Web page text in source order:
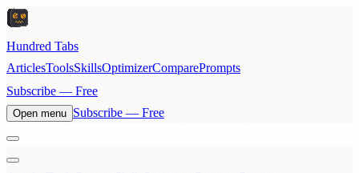
Hundred Tabs
ArticlesToolsSkillsOptimizerComparePrompts
Subscribe — Free
Open menu Subscribe — Free